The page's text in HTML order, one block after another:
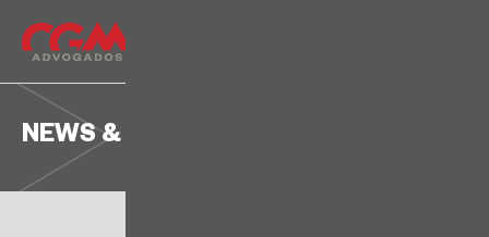
NEWS & INSIGHTS